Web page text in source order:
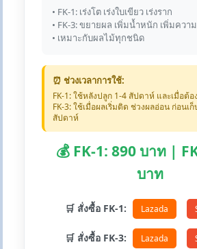
• FK-1: เร่งโต เร่งใบเขียว เร่งราก
• FK-3: ขยายผล เพิ่มน้ำหนัก เพิ่มควา
• เหมาะกับผลไม้ทุกชนิด
⏰ ช่วงเวลาการใช้:
FK-1: ใช้หลังปลูก 1-4 สัปดาห์ และเมื่อต้
FK-3: ใช้เมื่อผลเริ่มติด ช่วงผลอ่อน ก่อนเก็
สัปดาห์
💰 FK-1: 890 บาท |
บาท
🛒 สั่งซื้อ FK-1: Lazada
🛒 สั่งซื้อ FK-3: Lazada